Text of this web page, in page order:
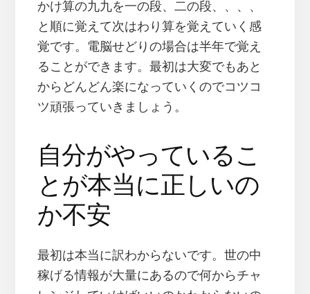
かけ算の九九を一の段、二の段、、、、
と順に覚えて次はわり算を覚えていく感
覚です。電脳せどりの場合は半年で覚え
ることができます。最初は大変でもあと
からどんどん楽になっていくのでコツコ
ツ頑張っていきましょう。
自分がやっているこ
とが本当に正しいの
か不安
最初は本当に訳わからないです。世の中
稼げる情報が大量にあるので何からチャ